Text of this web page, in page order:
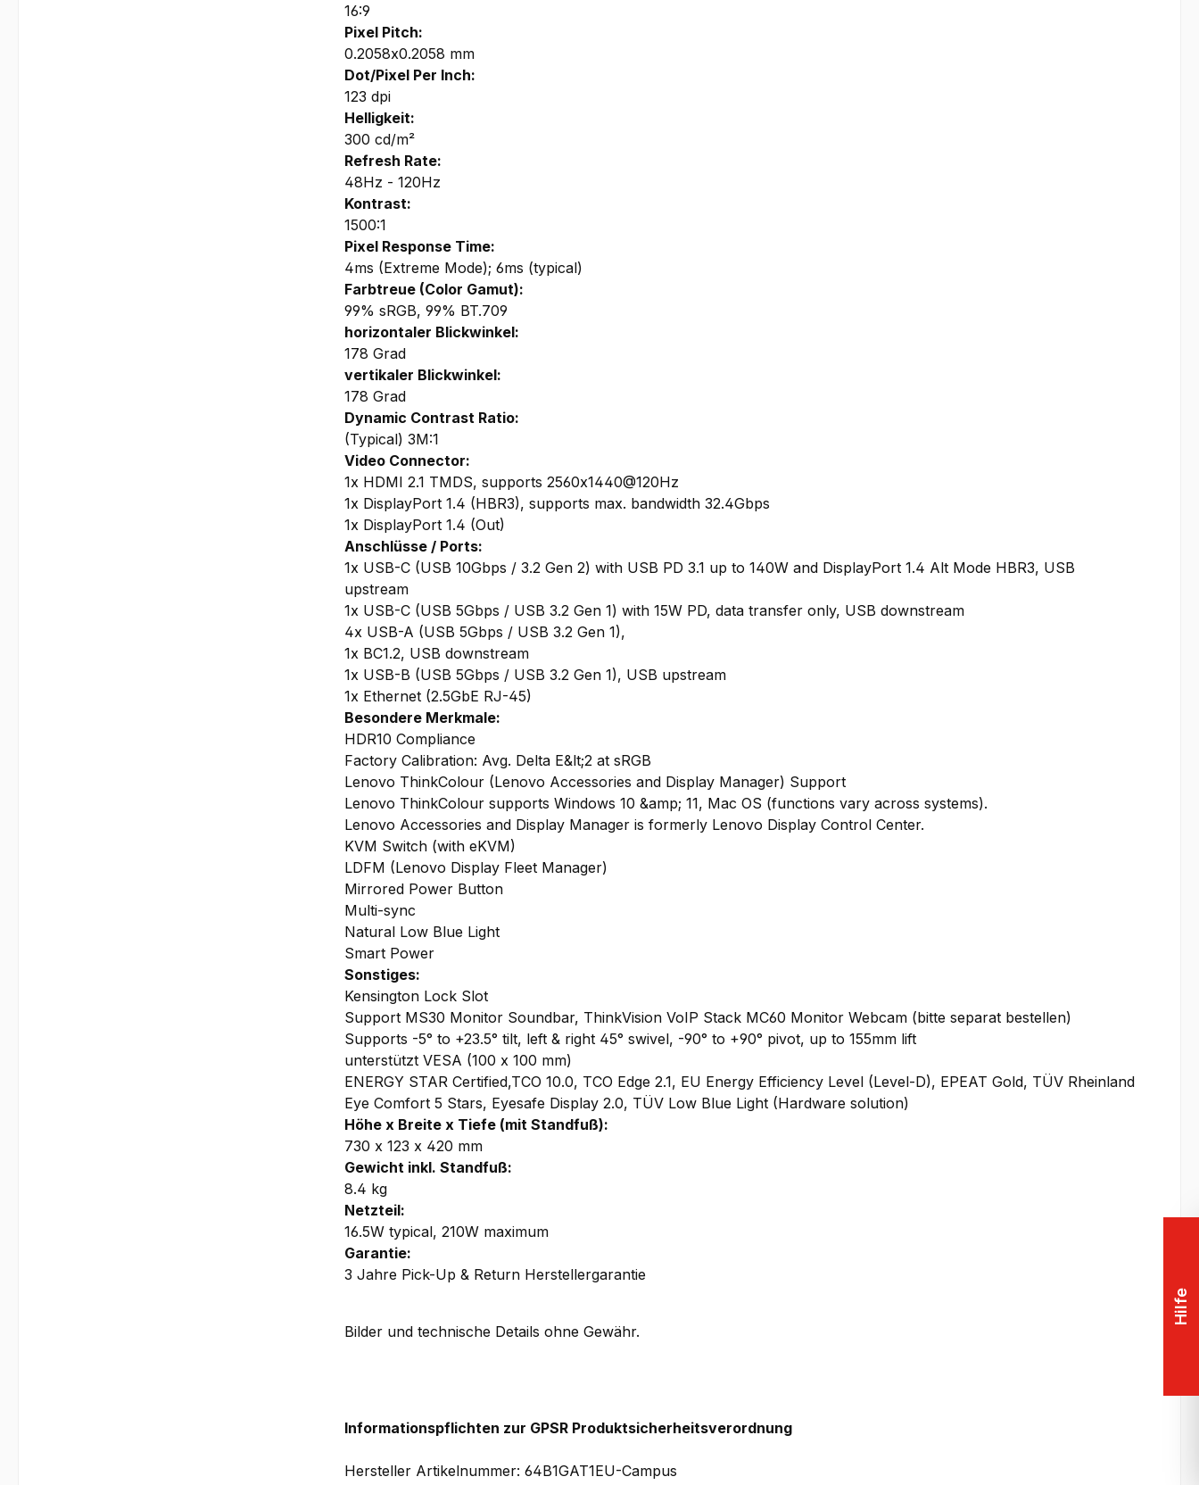
16:9
Pixel Pitch:
0.2058x0.2058 mm
Dot/Pixel Per Inch:
123 dpi
Helligkeit:
300 cd/m²
Refresh Rate:
48Hz - 120Hz
Kontrast:
1500:1
Pixel Response Time:
4ms (Extreme Mode); 6ms (typical)
Farbtreue (Color Gamut):
99% sRGB, 99% BT.709
horizontaler Blickwinkel:
178 Grad
vertikaler Blickwinkel:
178 Grad
Dynamic Contrast Ratio:
(Typical) 3M:1
Video Connector:
1x HDMI 2.1 TMDS, supports 2560x1440@120Hz
1x DisplayPort 1.4 (HBR3), supports max. bandwidth 32.4Gbps
1x DisplayPort 1.4 (Out)
Anschlüsse / Ports:
1x USB-C (USB 10Gbps / 3.2 Gen 2) with USB PD 3.1 up to 140W and DisplayPort 1.4 Alt Mode HBR3, USB
upstream
1x USB-C (USB 5Gbps / USB 3.2 Gen 1) with 15W PD, data transfer only, USB downstream
4x USB-A (USB 5Gbps / USB 3.2 Gen 1),
1x BC1.2, USB downstream
1x USB-B (USB 5Gbps / USB 3.2 Gen 1), USB upstream
1x Ethernet (2.5GbE RJ-45)
Besondere Merkmale:
HDR10 Compliance
Factory Calibration: Avg. Delta E&lt;2 at sRGB
Lenovo ThinkColour (Lenovo Accessories and Display Manager) Support
Lenovo ThinkColour supports Windows 10 &amp; 11, Mac OS (functions vary across systems).
Lenovo Accessories and Display Manager is formerly Lenovo Display Control Center.
KVM Switch (with eKVM)
LDFM (Lenovo Display Fleet Manager)
Mirrored Power Button
Multi-sync
Natural Low Blue Light
Smart Power
Sonstiges:
Kensington Lock Slot
Support MS30 Monitor Soundbar, ThinkVision VoIP Stack MC60 Monitor Webcam (bitte separat bestellen)
Supports -5° to +23.5° tilt, left & right 45° swivel, -90° to +90° pivot, up to 155mm lift
unterstützt VESA (100 x 100 mm)
ENERGY STAR Certified,TCO 10.0, TCO Edge 2.1, EU Energy Efficiency Level (Level-D), EPEAT Gold, TÜV Rheinland
Eye Comfort 5 Stars, Eyesafe Display 2.0, TÜV Low Blue Light (Hardware solution)
Höhe x Breite x Tiefe (mit Standfuß):
730 x 123 x 420 mm
Gewicht inkl. Standfuß:
8.4 kg
Netzteil:
16.5W typical, 210W maximum
Garantie:
3 Jahre Pick-Up & Return Herstellergarantie
Bilder und technische Details ohne Gewähr.
Informationspflichten zur GPSR Produktsicherheitsverordnung
Hersteller Artikelnummer: 64B1GAT1EU-Campus
Hilfe